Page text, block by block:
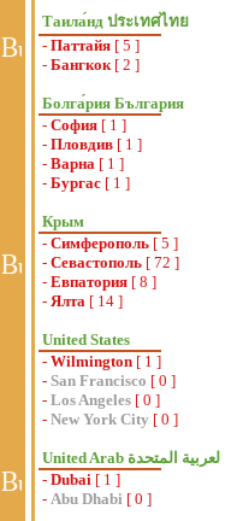
Таила́нд ประเทศไทย
- Паттайя [ 5 ]
- Бангкок[ 2 ]
Болга́рия България
- София [ 1 ]
- Пловдив [ 1 ]
- Варна [ 1 ]
- Бургас [ 1 ]
Крым
- Симферополь [ 5 ]
- Севастополь [ 72 ]
- Евпатория [ 8 ]
- Ялта [ 14 ]
United States
- Wilmington [ 1 ]
- San Francisco [ 0 ]
- Los Angeles [ 0 ]
- New York City [ 0 ]
- Dubai [ 1 ]
- Abu Dhabi [ 0 ]